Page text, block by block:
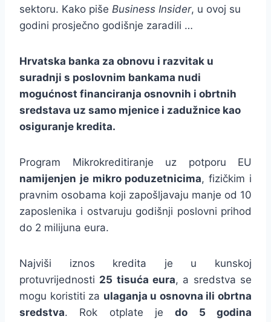
sektoru. Kako piše Business Insider, u ovoj su
godini prosječno godišnje zaradili …
Hrvatska banka za obnovu i razvitak u
suradnji s poslovnim bankama nudi
mogućnost financiranja osnovnih i obrtnih
sredstava uz samo mjenice i zadužnice kao
osiguranje kredita.
Program Mikrokreditiranje uz potporu EU
namijenjen je mikro poduzetnicima, fizičkim i
pravnim osobama koji zapošljavaju manje od 10
zaposlenika i ostvaruju godišnji poslovni prihod
do 2 milijuna eura.
Najviši iznos kredita je u kunskoj
protuvrijednosti 25 tisuća eura, a sredstva se
mogu koristiti za ulaganja u osnovna ili obrtna
sredstva. Rok otplate jedo 5 godina